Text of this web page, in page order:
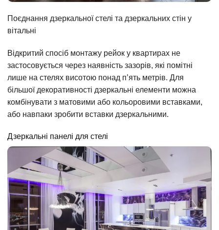
Поєднання дзеркальної стелі та дзеркальних стін у
вітальні
Відкритий спосіб монтажу рейок у квартирах не
застосовується через наявність зазорів, які помітні
лише на стелях висотою понад п’ять метрів. Для
більшої декоративності дзеркальні елементи можна
комбінувати з матовими або кольоровими вставками,
або навпаки зробити вставки дзеркальними.
Дзеркальні панелі для стелі